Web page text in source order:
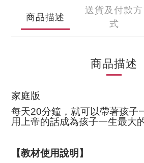
商品描述
送貨及付款方
式
商品描述
家庭版
每天20分鐘，就可以帶著孩子
用上帝的話成為孩子一生最大
【教材使用說明】